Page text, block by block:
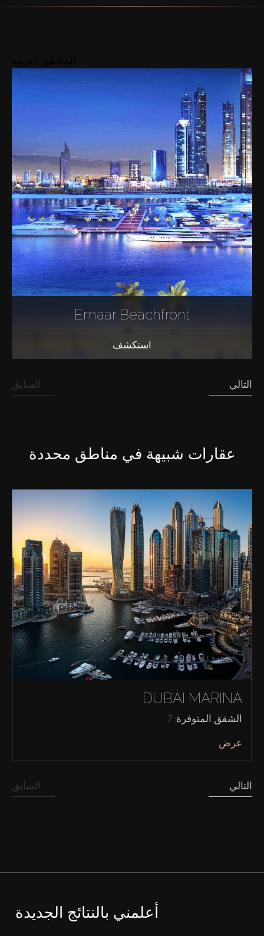
شراء
Emaar Beachfront
استكشف
السابق التالي
عقارات شبيهة في مناطق محددة
DUBAI MARINA
الشقق المتوفرة: 7
عرض
السابق التالي
أعلمني بالنتائج الجديدة